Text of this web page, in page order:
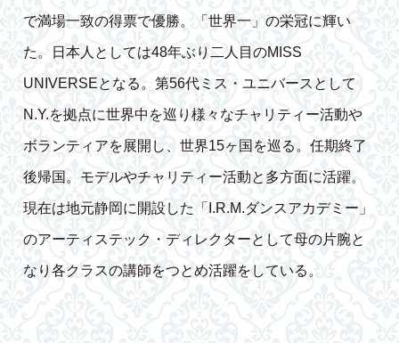
で満場一致の得票で優勝。「世界一」の栄冠に輝い
た。日本人としては48年ぶり二人目のMISS
UNIVERSEとなる。第56代ミス・ユニバースとして
N.Y.を拠点に世界中を巡り様々なチャリティー活動や
ボランティアを展開し、世界15ヶ国を巡る。任期終了
後帰国。モデルやチャリティー活動と多方面に活躍。
現在は地元静岡に開設した「I.R.M.ダンスアカデミー」
のアーティステック・ディレクターとして母の片腕と
なり各クラスの講師をつとめ活躍をしている。